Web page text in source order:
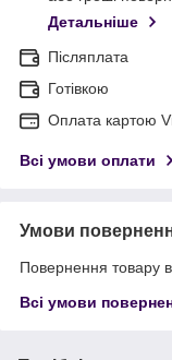
Детальніше
Післяплата
Готівкою
Оплата картою
Всі умови оплати
Умови
Повернення товару
Всі умови